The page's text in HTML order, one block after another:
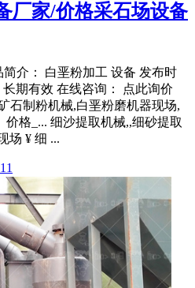
厂家/价格采石场设备
简介： 白垩粉加工 设备 发布时
期有效 在线咨询： 点此询价
石制粉机械,白垩粉磨机器现场,
格_... 细沙提取机械,,细砂提取
场 ¥ 细 ...